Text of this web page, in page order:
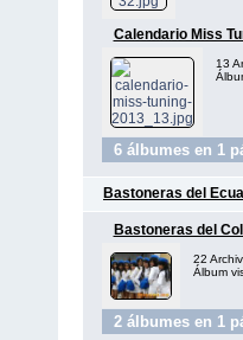
Calendario Miss
13
6 álbumes en 1
Bastoneras del
Bastoneras del
22
Álbum
2 álbumes en 1